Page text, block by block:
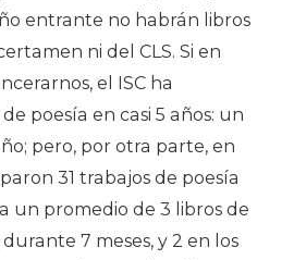
entrante no habrán libros
ni del CLS. Si en
el ISC ha
poesía en casi 5 años: un
pero, por otra parte, en
31 trabajos de poesía
un promedio de 3 libros de
7 meses, y 2 en los